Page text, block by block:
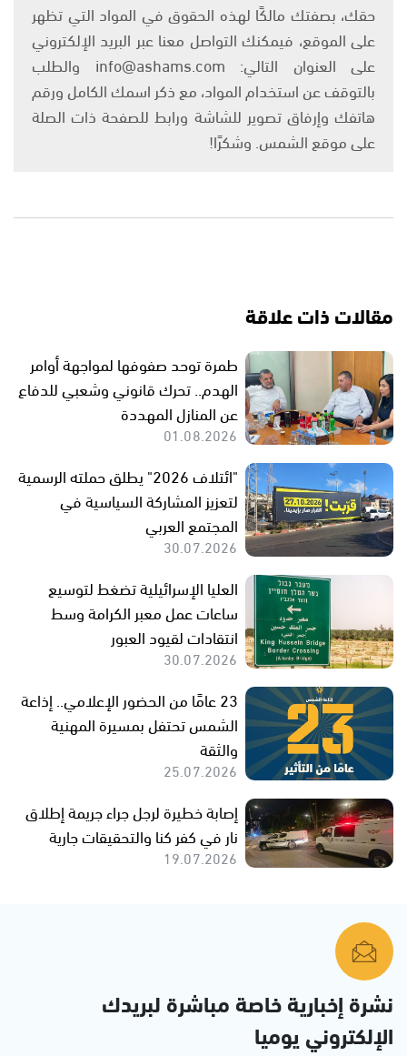
حقك، بصفتك مالكًا لهذه الحقوق في المواد التي تظهر
على الموقع، فيمكنك التواصل معنا عبر البريد الإلكتروني
على العنوان التالي: info@ashams.com والطلب
بالتوقف عن استخدام المواد، مع ذكر اسمك الكامل ورقم
هاتفك وإرفاق تصوير للشاشة ورابط للصفحة ذات الصلة
على موقع الشمس. وشكرًا!
مقالات ذات علاقة
طمرة توحد صفوفها لمواجهة أوامر
الهدم.. تحرك قانوني وشعبي للدفاع
عن المنازل المهددة
01.08.2026
"ائتلاف 2026" يطلق حملته الرسمية
لتعزيز المشاركة السياسية في
المجتمع العربي
30.07.2026
العليا الإسرائيلية تضغط لتوسيع
ساعات عمل معبر الكرامة وسط
انتقادات لقيود العبور
30.07.2026
23 عامًا من الحضور الإعلامي.. إذاعة
الشمس تحتفل بمسيرة المهنية
والثقة
25.07.2026
إصابة خطيرة لرجل جراء جريمة إطلاق
نار في كفر كنا والتحقيقات جارية
19.07.2026
نشرة إخبارية خاصة مباشرة لبريدك
الإلكتروني يوميا